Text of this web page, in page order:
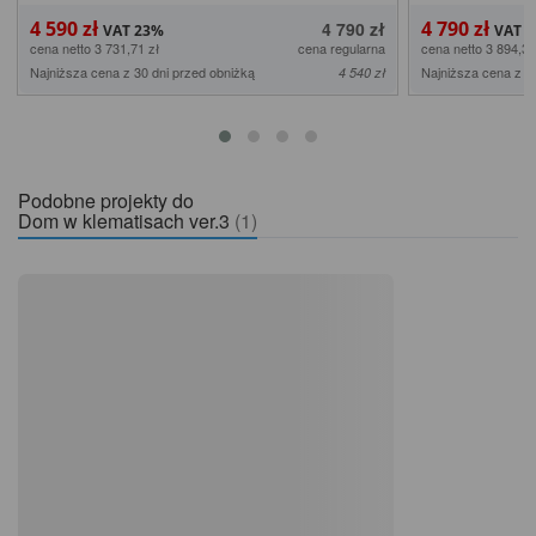
4 590 zł 4 790 zł
cena netto 3 731,71 zł
cena regularna
Najniższa cena z 30 dni przed obniżką
4 540 zł
4 790 zł
cena netto 3
Najniższa cena z
Podobne projekty do
Dom w klematisach ver.3 (1)